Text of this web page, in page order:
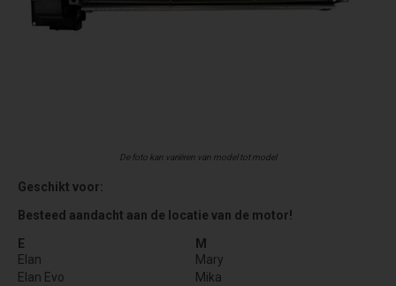
De foto kan variëren van model tot model
Geschikt voor:
Besteed aandacht aan de locatie van de motor!
E
Elan
Elan Evo
M
Mary
Mika